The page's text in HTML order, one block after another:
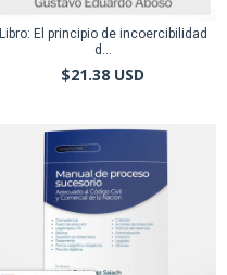
Libro: El principio de incoercibilidad
d...
$21.38 USD